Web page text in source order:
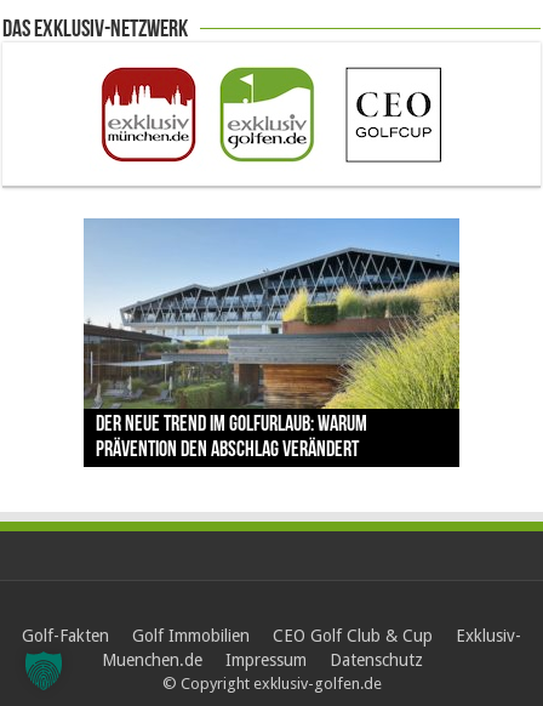
Das Exklusiv-Netzwerk
Der neue Trend im Golfurlaub: Warum
Prävention den Abschlag verändert
Luštica Bay baut Montenegros erste Golf-
Community weiter aus
Vom 85. Platz zur Claret Jug: Neuseeländer
schreibt bei The Open Geschichte
Claret Jug: Warum Scottie Scheffler die
berühmteste Golftrophäe zurückgeben muss
The Open 2026 in Royal Birkdale: Warum der
traditionsreiche Linksplatz zu den größten
Herausforderungen im Golfsport zählt
Golf-Fakten Golf Immobilien CEO Golf Club & Cup
Exklusiv-
Muenchen.de
Impressum Datenschutz
© Copyright exklusiv-golfen.de